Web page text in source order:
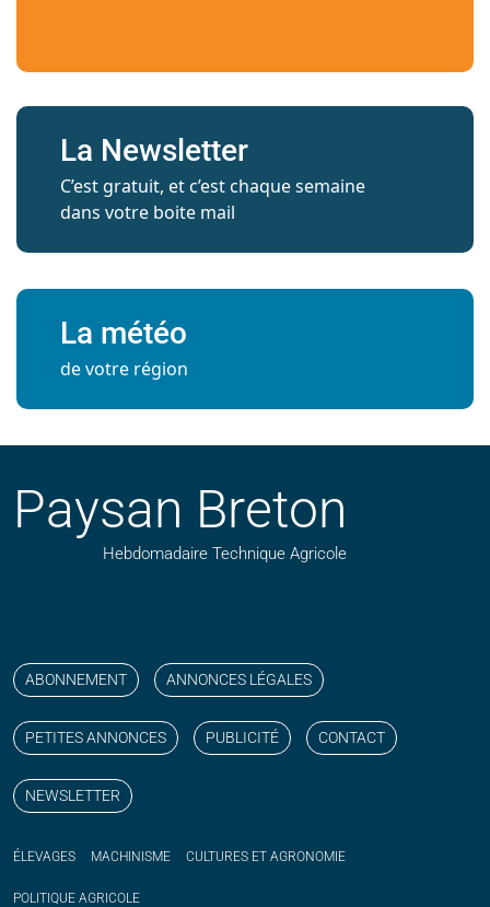
La Newsletter
C’est gratuit, et c’est chaque semaine
dans votre boite mail
La météo
de votre région
Paysan Breton
Hebdomadaire Technique Agricole
ABONNEMENT ANNONCES LÉGALES
PETITES ANNONCES PUBLICITÉ CONTACT
NEWSLETTER
ÉLEVAGES MACHINISME CULTURES ET AGRONOMIE
POLITIQUE AGRICOLE